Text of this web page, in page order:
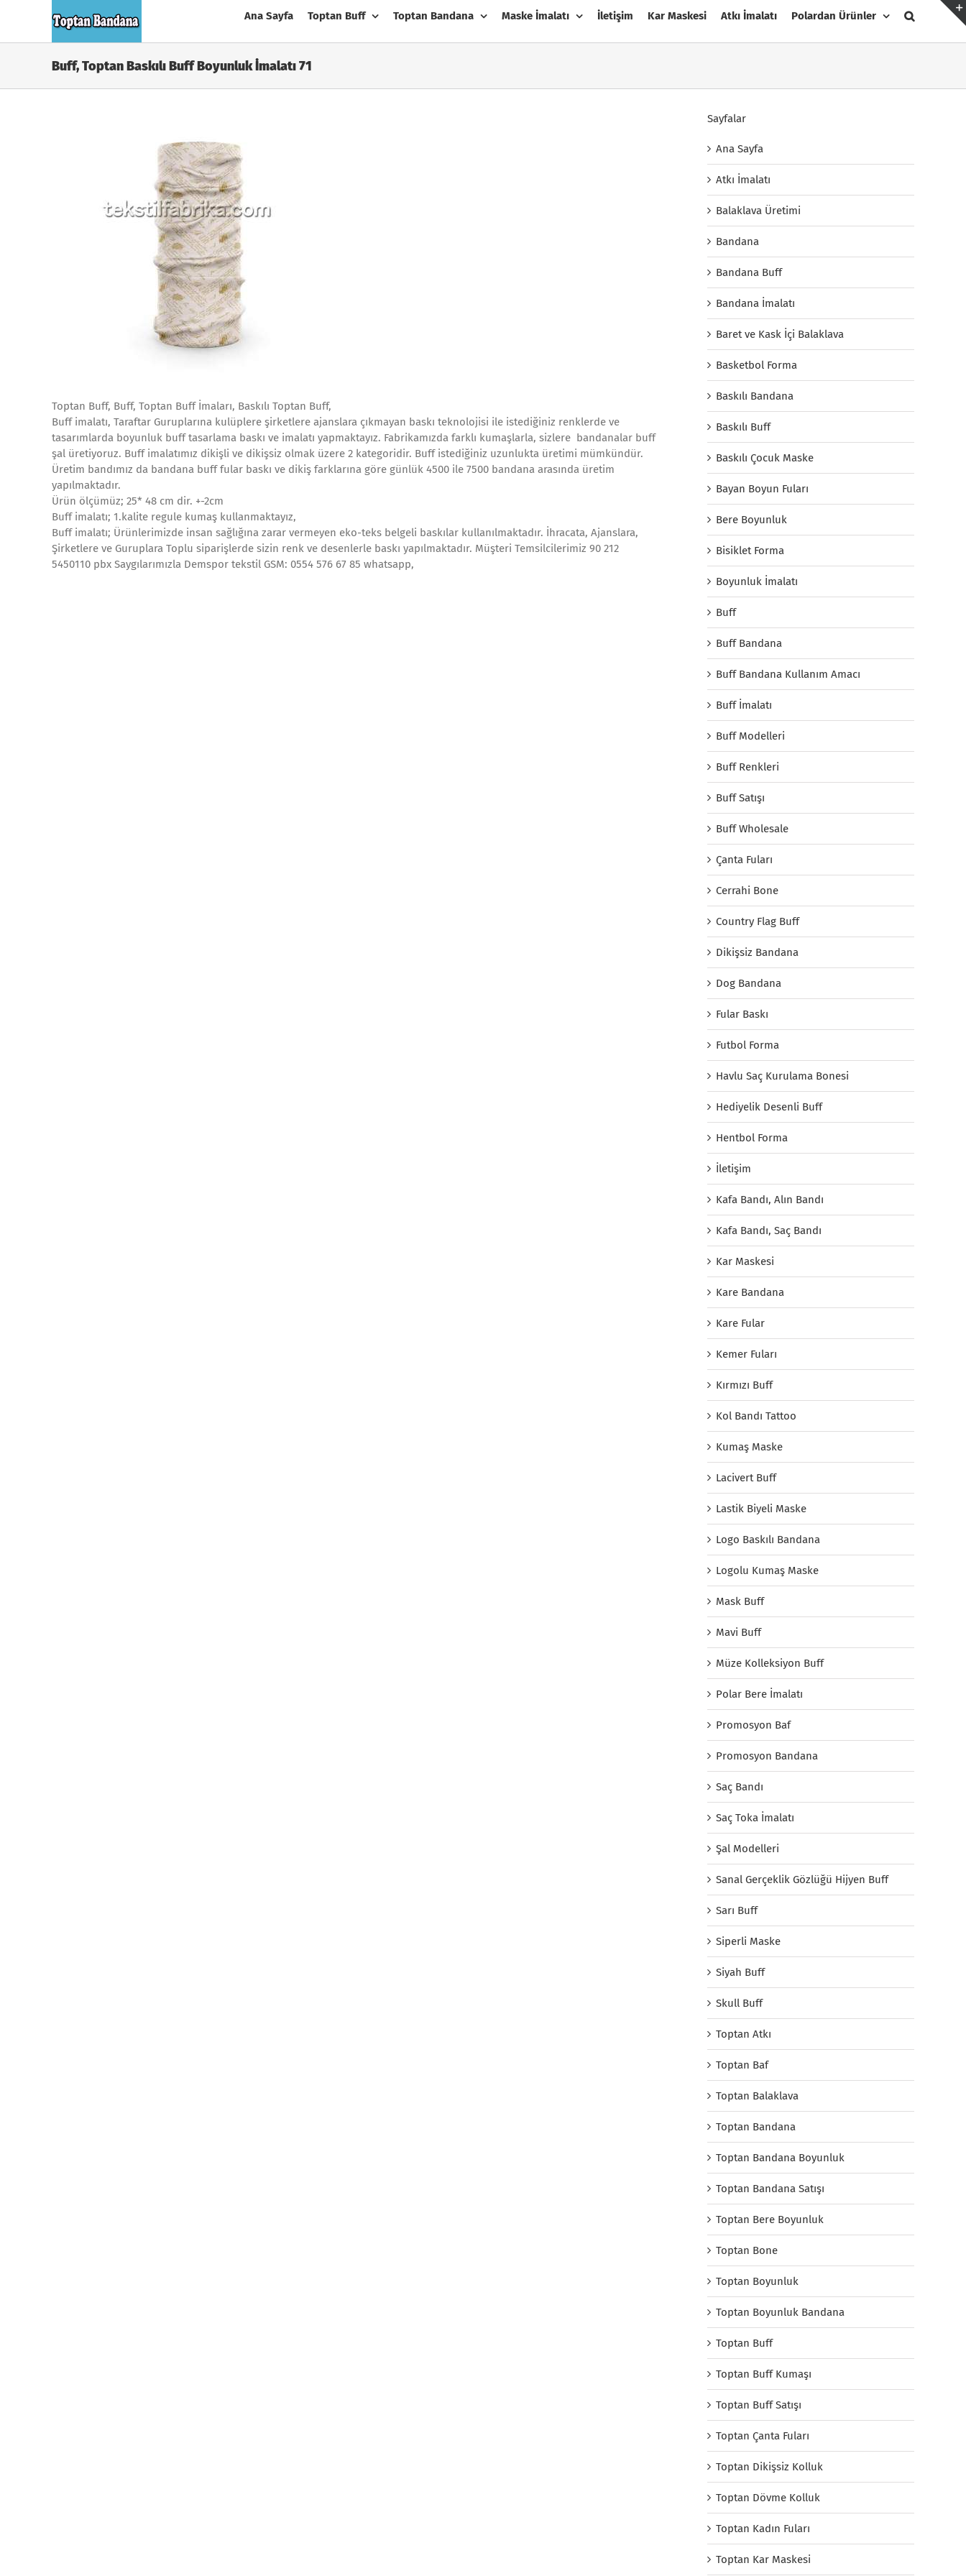
Ana Sayfa Toptan Buff Toptan Bandana Maske İmalatı İletişim Kar Maskesi Atkı İmalatı Polardan Ürünler
Buff, Toptan Baskılı Buff Boyunluk İmalatı 71
Toptan Buff, Buff, Toptan Buff İmaları, Baskılı Toptan Buff,
Buff imalatı, Taraftar Guruplarına kulüplere şirketlere ajanslara çıkmayan baskı teknolojisi ile istediğiniz renklerde ve
tasarımlarda boyunluk buff tasarlama baskı ve imalatı yapmaktayız. Fabrikamızda farklı kumaşlarla, sizlere bandanalar buff
şal üretiyoruz. Buff imalatımız dikişli ve dikişsiz olmak üzere 2 kategoridir. Buff istediğiniz uzunlukta üretimi mümkündür.
Üretim bandımız da bandana buff fular baskı ve dikiş farklarına göre günlük 4500 ile 7500 bandana arasında üretim
yapılmaktadır.
Ürün ölçümüz; 25* 48 cm dir. +-2cm
Buff imalatı; 1.kalite regule kumaş kullanmaktayız,
Buff imalatı; Ürünlerimizde insan sağlığına zarar vermeyen eko-teks belgeli baskılar kullanılmaktadır. İhracata, Ajanslara,
Şirketlere ve Guruplara Toplu siparişlerde sizin renk ve desenlerle baskı yapılmaktadır. Müşteri Temsilcilerimiz 90 212
5450110 pbx Saygılarımızla Demspor tekstil GSM: 0554 576 67 85 whatsapp,
Sayfalar
Ana Sayfa
Atkı İmalatı
Balaklava Üretimi
Bandana
Bandana Buff
Bandana İmalatı
Baret ve Kask İçi Balaklava
Basketbol Forma
Baskılı Bandana
Baskılı Buff
Baskılı Çocuk Maske
Bayan Boyun Fuları
Bere Boyunluk
Bisiklet Forma
Boyunluk İmalatı
Buff
Buff Bandana
Buff Bandana Kullanım Amacı
Buff İmalatı
Buff Modelleri
Buff Renkleri
Buff Satışı
Buff Wholesale
Çanta Fuları
Cerrahi Bone
Country Flag Buff
Dikişsiz Bandana
Dog Bandana
Fular Baskı
Futbol Forma
Havlu Saç Kurulama Bonesi
Hediyelik Desenli Buff
Hentbol Forma
İletişim
Kafa Bandı, Alın Bandı
Kafa Bandı, Saç Bandı
Kar Maskesi
Kare Bandana
Kare Fular
Kemer Fuları
Kırmızı Buff
Kol Bandı Tattoo
Kumaş Maske
Lacivert Buff
Lastik Biyeli Maske
Logo Baskılı Bandana
Logolu Kumaş Maske
Mask Buff
Mavi Buff
Müze Kolleksiyon Buff
Polar Bere İmalatı
Promosyon Baf
Promosyon Bandana
Saç Bandı
Saç Toka İmalatı
Şal Modelleri
Sanal Gerçeklik Gözlüğü Hijyen Buff
Sarı Buff
Siperli Maske
Siyah Buff
Skull Buff
Toptan Atkı
Toptan Baf
Toptan Balaklava
Toptan Bandana
Toptan Bandana Boyunluk
Toptan Bandana Satışı
Toptan Bere Boyunluk
Toptan Bone
Toptan Boyunluk
Toptan Boyunluk Bandana
Toptan Buff
Toptan Buff Kumaşı
Toptan Buff Satışı
Toptan Çanta Fuları
Toptan Dikişsiz Kolluk
Toptan Dövme Kolluk
Toptan Kadın Fuları
Toptan Kar Maskesi